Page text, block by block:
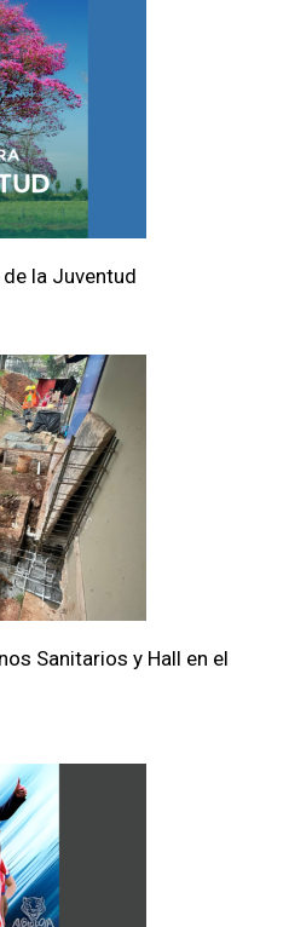
de la Juventud
Sanitarios y Hall en el